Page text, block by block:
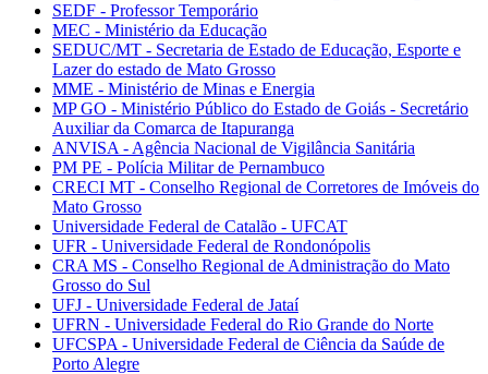
SEDF - Professor Temporário
MEC - Ministério da Educação
SEDUC/MT - Secretaria de Estado de Educação, Esporte e
Lazer do estado de Mato Grosso
MME - Ministério de Minas e Energia
MP GO - Ministério Público do Estado de Goiás - Secretário
Auxiliar da Comarca de Itapuranga
ANVISA - Agência Nacional de Vigilância Sanitária
PM PE - Polícia Militar de Pernambuco
CRECI MT - Conselho Regional de Corretores de Imóveis do
Mato Grosso
Universidade Federal de Catalão - UFCAT
UFR - Universidade Federal de Rondonópolis
CRA MS - Conselho Regional de Administração do Mato
Grosso do Sul
UFJ - Universidade Federal de Jataí
UFRN - Universidade Federal do Rio Grande do Norte
UFCSPA - Universidade Federal de Ciência da Saúde de
Porto Alegre